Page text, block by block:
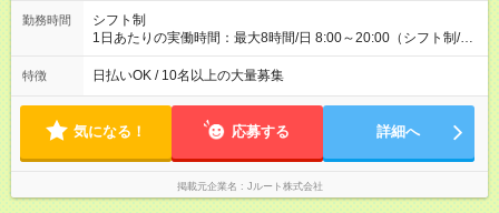
勤務時間
シフト制
1日あたりの実働時間：最大8時間/日 8:00～20:00（シフト制/実
働8時間） ※週5日勤務（場所次第では週4も有り） ※配達状況に
よって時間外での勤務可能性有り ※案件により多少の前後あり
特徴 日払いOK / 10名以上の大量募集
気になる！ 応募する 詳細へ
掲載元企業名 Jルート株式会社